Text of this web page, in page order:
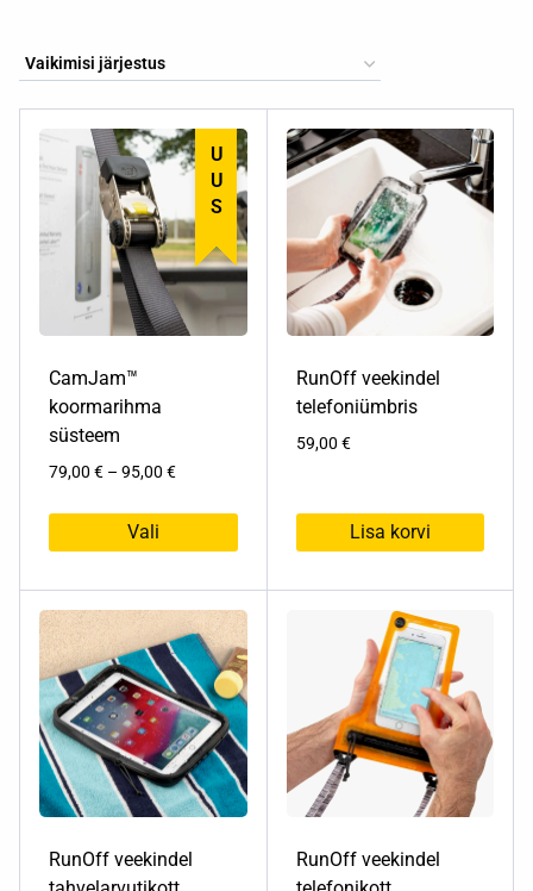
UUS
CamJam™
koormarihma
süsteem
79,00 € – 95,00 €Hinnavahemik:
kuni
Vali
tootel
on
mitu
varianti.
Valikuid
saab
teha
tootelehel.
RunOff veekindel
telefoniümbris
59,00 €
Lisa korvi
RunOff veekindel
RunOff veekindel